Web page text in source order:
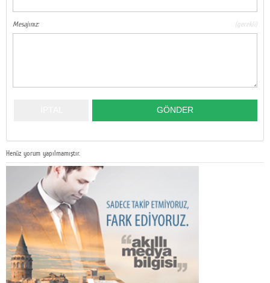
Mesajınız: (gerekli)
Henüz yorum yapılmamıştır.